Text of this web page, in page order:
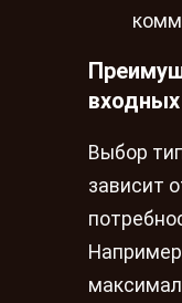
Выбор
зависит